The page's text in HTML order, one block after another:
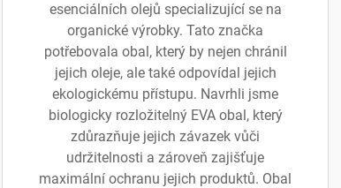
esenciálních olejů specializující se na
organické výrobky. Tato značka
potřebovala obal, který by nejen chránil
jejich oleje, ale také odpovídal jejich
ekologickému přístupu. Navrhli jsme
biologicky rozložitelný EVA obal, který
zdůrazňuje jejich závazek vůči
udržitelnosti a zároveň zajišťuje
maximální ochranu jejich produktů. Obal